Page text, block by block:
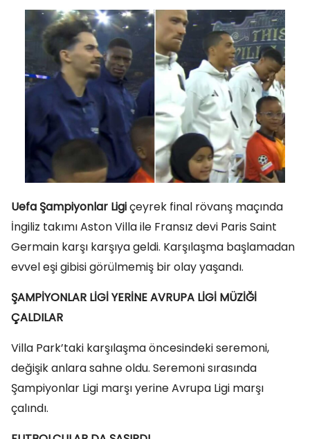
Uefa Şampiyonlar Ligiçeyrek final rövanş maçında
İngiliz takımı Aston Villa ile Fransız devi Paris Saint
Germain karşı karşıya geldi. Karşılaşma başlamadan
evvel eşi gibisi görülmemiş bir olay yaşandı.
ŞAMPİYONLAR LİGİ YERİNE AVRUPA LİGİ MÜZİĞİ
ÇALDILAR
Villa Park’taki karşılaşma öncesindeki seremoni,
değişik anlara sahne oldu. Seremoni sırasında
Şampiyonlar Ligi marşı yerine Avrupa Ligi marşı
çalındı.